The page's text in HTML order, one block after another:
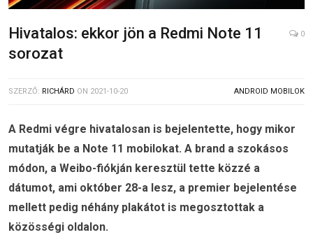
Hivatalos: ekkor jön a Redmi Note 11
sorozat
0
SZERZŐ: RICHÁRD ON 2021-10-20 ANDROID MOBILOK
A Redmi végre hivatalosan is bejelentette, hogy mikor
mutatják be a Note 11 mobilokat. A brand a szokásos
módon, a Weibo-fiókján keresztül tette közzé a
dátumot, ami október 28-a lesz, a premier bejelentése
mellett pedig néhány plakátot is megosztottak a
közösségi oldalon.